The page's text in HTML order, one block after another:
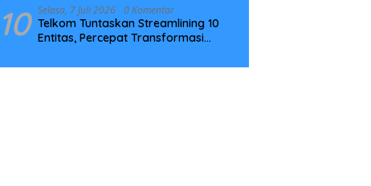
10 Selasa, 7 Juli 2026 0 Komentar
Telkom Tuntaskan Streamlining 10
Entitas, Percepat Transformasi